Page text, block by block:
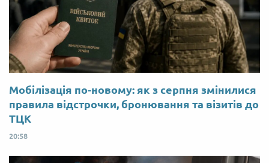
Мобілізація по-новому: як з серпня змінилися
правила відстрочки, бронювання та візитів до
ТЦК
20:58